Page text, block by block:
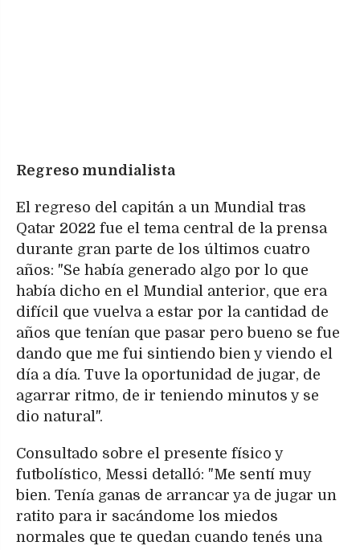
Regreso mundialista
El regreso del capitán a un Mundial tras
Qatar 2022 fue el tema central de la prensa
durante gran parte de los últimos cuatro
años: "Se había generado algo por lo que
había dicho en el Mundial anterior, que era
difícil que vuelva a estar por la cantidad de
años que tenían que pasar pero bueno se fue
dando que me fui sintiendo bien y viendo el
día a día. Tuve la oportunidad de jugar, de
agarrar ritmo, de ir teniendo minutos y se
dio natural".
Consultado sobre el presente físico y
futbolístico, Messi detalló: "Me sentí muy
bien. Tenía ganas de arrancar ya de jugar un
ratito para ir sacándome los miedos
normales que te quedan cuando tenés una